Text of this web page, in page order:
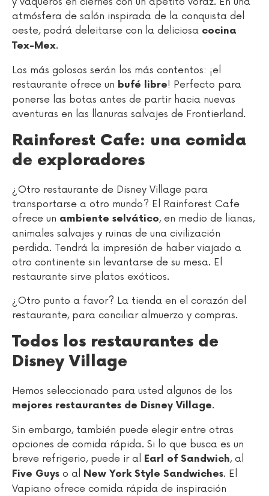
atmósfera de salón inspirada de la conquista del
oeste, podrá deleitarse con la deliciosa cocina
Tex-Mex.
Los más golosos serán los más contentos: ¡el
restaurante ofrece un bufé libre! Perfecto para
ponerse las botas antes de partir hacia nuevas
aventuras en las llanuras salvajes de Frontierland.
Rainforest Cafe: una comida
de exploradores
¿Otro restaurante de Disney Village para
transportarse a otro mundo? El Rainforest Cafe
ofrece un ambiente selvático, en medio de lianas,
animales salvajes y ruinas de una civilización
perdida. Tendrá la impresión de haber viajado a
otro continente sin levantarse de su mesa. El
restaurante sirve platos exóticos.
¿Otro punto a favor? La tienda en el corazón del
restaurante, para conciliar almuerzo y compras.
Todos los restaurantes de
Disney Village
Hemos seleccionado para usted algunos de los
mejores restaurantes de Disney Village.
Sin embargo, también puede elegir entre otras
opciones de comida rápida. Si lo que busca es un
breve refrigerio, puede ir al
Earl of Sandwich, al
Five Guys o al New York Style Sandwiches. El
Vapiano ofrece comida rápida de inspiración